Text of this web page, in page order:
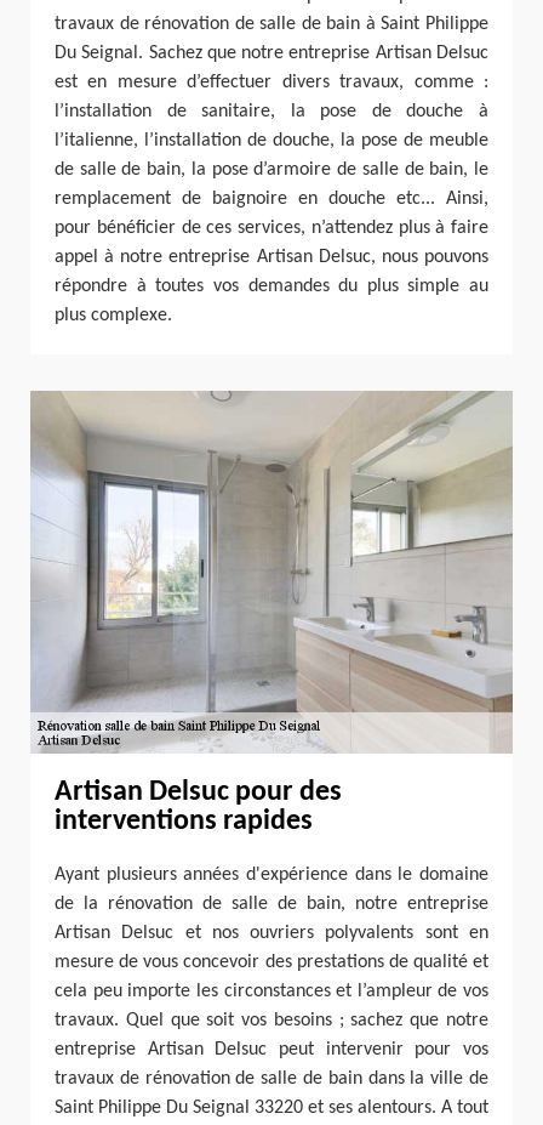
travaux de rénovation de salle de bain à Saint Philippe
Du Seignal. Sachez que notre entreprise Artisan Delsuc
est en mesure d’effectuer divers travaux, comme :
l’installation de sanitaire, la pose de douche à
l’italienne, l’installation de douche, la pose de meuble
de salle de bain, la pose d’armoire de salle de bain, le
remplacement de baignoire en douche etc... Ainsi,
pour bénéficier de ces services, n’attendez plus à faire
appel à notre entreprise Artisan Delsuc, nous pouvons
répondre à toutes vos demandes du plus simple au
plus complexe.
Artisan Delsuc pour des
interventions rapides
Ayant plusieurs années d'expérience dans le domaine
de la rénovation de salle de bain, notre entreprise
Artisan Delsuc et nos ouvriers polyvalents sont en
mesure de vous concevoir des prestations de qualité et
cela peu importe les circonstances et l’ampleur de vos
travaux. Quel que soit vos besoins ; sachez que notre
entreprise Artisan Delsuc peut intervenir pour vos
travaux de rénovation de salle de bain dans la ville de
Saint Philippe Du Seignal 33220 et ses alentours. A tout